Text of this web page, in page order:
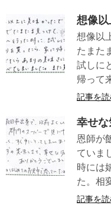
想像
想像以
たまた
試しに
帰って
記事を
幸せ
恩師が
ていま
時には
た。相
記事を